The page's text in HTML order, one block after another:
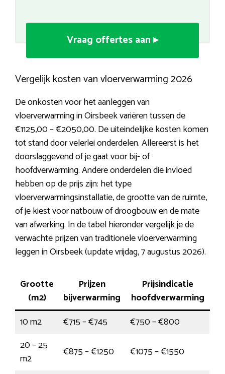
Vraag offertes aan ▸
Vergelijk kosten van vloerverwarming 2026
De onkosten voor het aanleggen van
vloerverwarming in Oirsbeek variëren tussen de
€1125,00 – €2050,00. De uiteindelijke kosten komen
tot stand door velerlei onderdelen. Allereerst is het
doorslaggevend of je gaat voor bij- of
hoofdverwarming. Andere onderdelen die invloed
hebben op de prijs zijn: het type
vloerverwarmingsinstallatie, de grootte van de ruimte,
of je kiest voor natbouw of droogbouw en de mate
van afwerking. In de tabel hieronder vergelijk je de
verwachte prijzen van traditionele vloerverwarming
leggen in Oirsbeek (update vrijdag, 7 augustus 2026).
Grootte
(m2)
Prijzen
bijverwarming
Prijsindicatie
hoofdverwarming
10 m2
€715 – €745
€750 – €800
20 – 25
m2
€875 – €1250
€1075 – €1550